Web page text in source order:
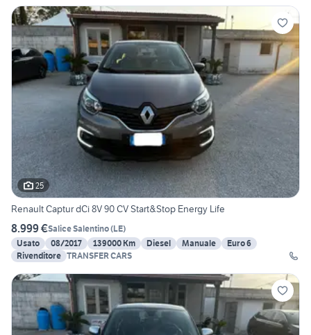
25
Renault Captur dCi 8V 90 CV Start&Stop Energy Life
8.999 €Salice Salentino(LE)
Usato
08/2017 139000 Km Diesel Manuale
Euro 6
Rivenditore TRANSFER CARS